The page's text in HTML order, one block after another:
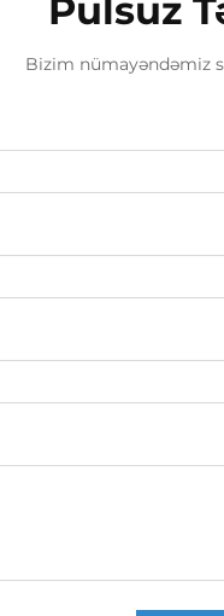
Pulsuz
Bizim nümayəndəmiz